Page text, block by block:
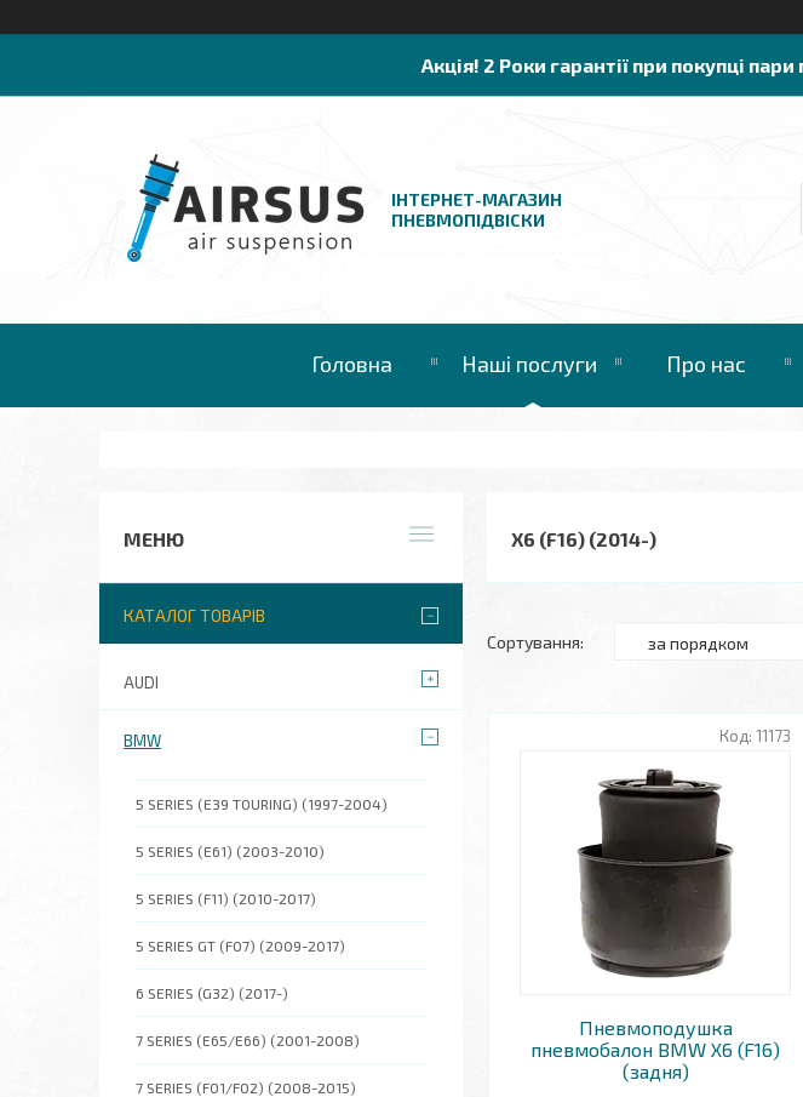
Акція! 2 Роки гарантії при покупці
ІНТЕРНЕТ-МАГАЗИН
ПНЕВМОПІДВІСКИ
Головна Наші послуги Про нас
X6 (F16) (2014-)
11173
Пневмоподушка
пневмобалон BMW X6 (F16)
(задня)
КАТАЛОГ ТОВАРІВ
AUDI
BMW
5 SERIES (E39 TOURING) (1997-2004)
5 SERIES (E61) (2003-2010)
5 SERIES (F11) (2010-2017)
5 SERIES GT (F07) (2009-2017)
6 SERIES (G32) (2017-)
7 SERIES (E65/E66) (2001-2008)
7 SERIES (F01/F02) (2008-2015)